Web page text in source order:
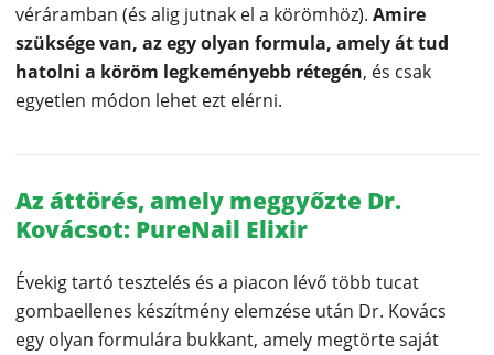
véráramban (és alig jutnak el a körömhöz). Amire
szüksége van, az egy olyan formula, amely át tud
hatolni a köröm legkeményebb rétegén, és csak
egyetlen módon lehet ezt elérni.
Az áttörés, amely meggyőzte Dr.
Kovácsot: PureNail Elixir
Évekig tartó tesztelés és a piacon lévő több tucat
gombaellenes készítmény elemzése után Dr. Kovács
egy olyan formulára bukkant, amely megtörte saját